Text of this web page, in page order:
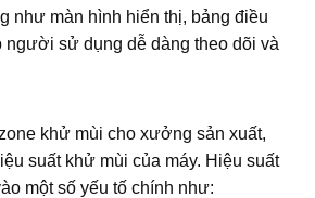
như màn hình hiển thị, bảng điều
người sử dụng dễ dàng theo dõi và
khử mùi cho xưởng sản xuất,
suất khử mùi của máy. Hiệu suất
một số yếu tố chính như: